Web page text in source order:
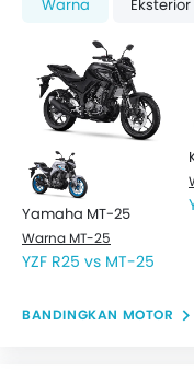
Warna Eksterior
Yamaha MT-25
Warna MT-25
YZF R25 vs MT-25
BANDINGKAN MOTOR